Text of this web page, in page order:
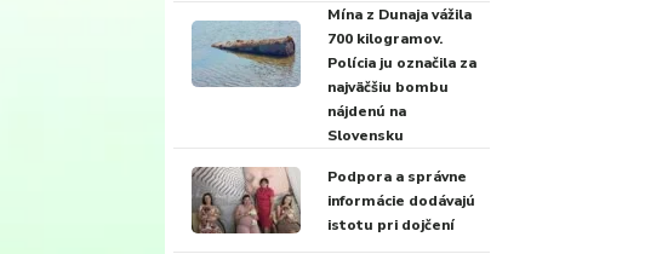
Mína z Dunaja vážila
700 kilogramov.
Polícia ju označila za
najväčšiu bombu
nájdenú na
Slovensku
Podpora a správne
informácie dodávajú
istotu pri dojčení